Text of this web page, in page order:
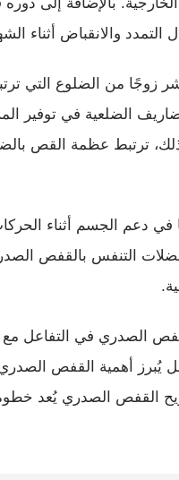
والانقباض أثناء
من الضلوع التي
الضلعية في توفير
ترتبط عظمة القص
دعم الجسم أثناء الحركات
عضلات التنفس بالقفص
الصدري في التفاعل
يُبرز أهمية القفص
القفص الصدري يُعد